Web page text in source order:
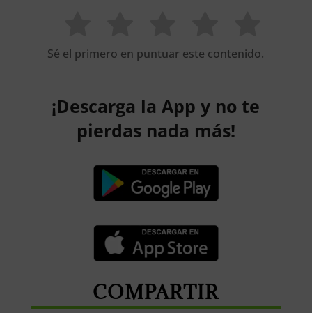
Sé el primero en puntuar este contenido.
¡Descarga la App y no te
pierdas nada más!
COMPARTIR